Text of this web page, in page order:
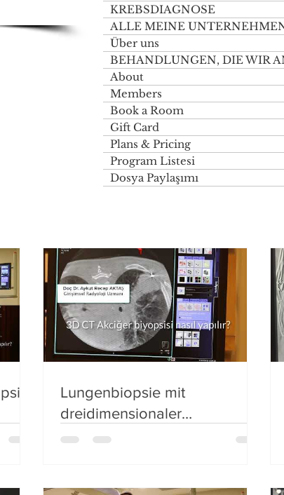
KREBSDIAGNOSE
ALLE MEINE
Über uns
BEHANDLUNGEN, DIE WIR
About
Members
Book a Room
Gift Card
Plans & Pricing
Program Listesi
Dosya Paylaşımı
Lungenbiopsie mit
dreidimensionaler
Tomographie